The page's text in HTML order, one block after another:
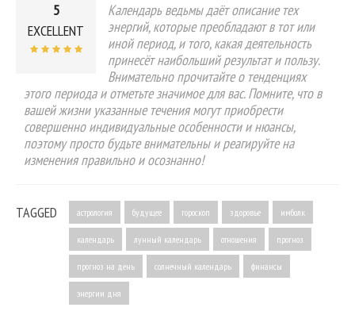
5
EXCELLENT
Календарь ведьмы даёт описание тех
энергий, которые преобладают в тот или
иной период, и того, какая деятельность
принесёт наибольший результат и пользу.
Внимательно прочитайте о тенденциях
этого периода и отметьте значимое для вас. Помните, что в
вашей жизни указанные течения могут приобрести
совершенно индивидуальные особенности и нюансы,
поэтому просто будьте внимательны и реагируйте на
изменения правильно и осознанно!
TAGGED астрология будущее гороскоп здоровье имболк
календарь лунный календарь отношения прогноз
прогноз на день солнечный календарь финансы
энергии дня